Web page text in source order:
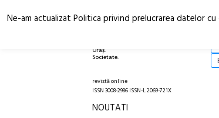
Oraș.
Societate.
revistă online
ISSN 3008-2986 ISSN-L 2069-721X
NOUTATI
Ne-am actualizat Politica privind prelucrarea datelor